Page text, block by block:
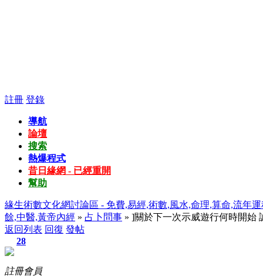
註冊 登錄
導航
論壇
搜索
熱爆程式
昔日緣網 - 已經重開
幫助
緣生術數文化網討論區 - 免費,易經,術數,風水,命理,算命,流年
餘,中醫,黃帝內經 » 占卜問事 » ]關於下一次示威遊行何時開始
返回列表 回復 發帖
28
註冊會員